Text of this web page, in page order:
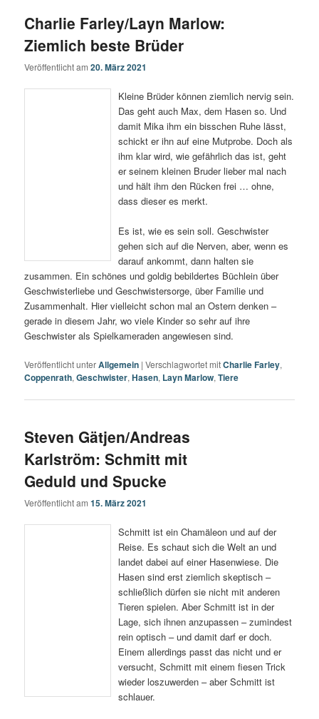
wechseln
Charlie Farley/Layn Marlow:
Ziemlich beste Brüder
Veröffentlicht am20. März 2021
Kleine Brüder können ziemlich nervig sein.
Das geht auch Max, dem Hasen so. Und
damit Mika ihm ein bisschen Ruhe lässt,
schickt er ihn auf eine Mutprobe. Doch als
ihm klar wird, wie gefährlich das ist, geht
er seinem kleinen Bruder lieber mal nach
und hält ihm den Rücken frei … ohne,
dass dieser es merkt.
Es ist, wie es sein soll. Geschwister
gehen sich auf die Nerven, aber, wenn es
darauf ankommt, dann halten sie
zusammen. Ein schönes und goldig bebildertes Büchlein über
Geschwisterliebe und Geschwistersorge, über Familie und
Zusammenhalt. Hier vielleicht schon mal an Ostern denken –
gerade in diesem Jahr, wo viele Kinder so sehr auf ihre
Geschwister als Spielkameraden angewiesen sind.
Veröffentlicht unterAllgemein |Verschlagwortet mitCharlie Farley,
Coppenrath,Geschwister,Hasen, Layn Marlow,Tiere
Steven Gätjen/Andreas
Karlström: Schmitt mit
Geduld und Spucke
Veröffentlicht am15. März 2021
Schmitt ist ein Chamäleon und auf der
Reise. Es schaut sich die Welt an und
landet dabei auf einer Hasenwiese. Die
Hasen sind erst ziemlich skeptisch –
schließlich dürfen sie nicht mit anderen
Tieren spielen. Aber Schmitt ist in der
Lage, sich ihnen anzupassen – zumindest
rein optisch – und damit darf er doch.
Einem allerdings passt das nicht und er
versucht, Schmitt mit einem fiesen Trick
wieder loszuwerden – aber Schmitt ist
schlauer.